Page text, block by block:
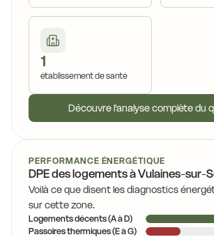
1
établissement de santé
Découvre l'analyse complète du
PERFORMANCE ÉNERGÉTIQUE
DPE des logements à Vulaines-sur-
Voilà ce que disent les diagnostics
sur cette zone.
Logements décents (A à D)
Passoires thermiques (E à G)